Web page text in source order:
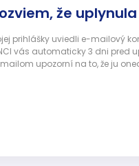
že
prihlášky uviedli e-mailový
vás automaticky 3 dni pred
mailom upozorní na to, že ju